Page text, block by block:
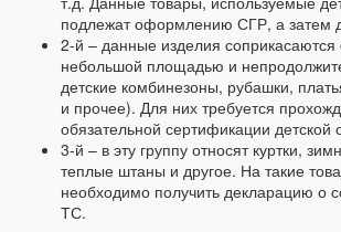
подлежат оформлению СГР, а затем
2-й – данные изделия соприкасаются
небольшой площадью и
детские комбинезоны, рубашки,
и прочее). Для них требуется
обязательной сертификации детской
3-й – в эту группу относят куртки,
теплые штаны и другое. На такие
необходимо получить декларацию о
ТС.